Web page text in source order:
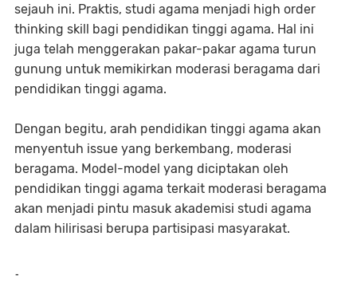
sejauh ini. Praktis, studi agama menjadi high order
thinking skill bagi pendidikan tinggi agama. Hal ini
juga telah menggerakan pakar-pakar agama turun
gunung untuk memikirkan moderasi beragama dari
pendidikan tinggi agama.
Dengan begitu, arah pendidikan tinggi agama akan
menyentuh issue yang berkembang, moderasi
beragama. Model-model yang diciptakan oleh
pendidikan tinggi agama terkait moderasi beragama
akan menjadi pintu masuk akademisi studi agama
dalam hilirisasi berupa partisipasi masyarakat.
-